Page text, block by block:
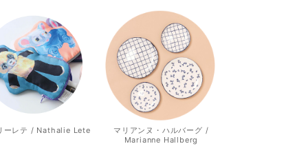
ーレテ / Nathalie Lete
マリアンヌ・ハルバーグ /
Marianne Hallberg